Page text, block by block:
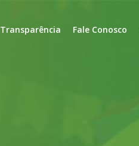
Transparência Fale Conosco